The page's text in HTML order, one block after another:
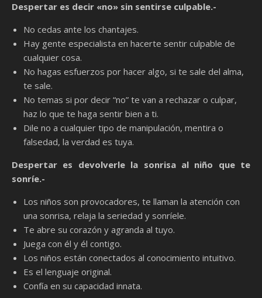
Despertar es decir «no» sin sentirse culpable.-
No cedas ante los chantajes.
Hay gente especialista en hacerte sentir culpable de
cualquier cosa.
No hagas esfuerzos por hacer algo, si te sale del alma,
te sale.
No temas si por decir “no” te van a rechazar o culpar,
haz lo que te haga sentir bien a ti.
Dile no a cualquier tipo de manipulación, mentira o
falsedad, la verdad es tuya.
Despertar es devolverle la sonrisa al niño que te
sonríe.-
Los niños son provocadores, te llaman la atención con
una sonrisa, relaja la seriedad y sonríele.
Te abre su corazón y agranda al tuyo.
Juega con él y él contigo.
Los niños están conectados al conocimiento intuitivo.
Es el lenguaje original.
Confía en su capacidad innata.